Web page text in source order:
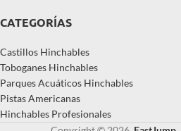
CATEGORÍAS
Castillos Hinchables
Toboganes Hinchables
Parques Acuáticos Hinchables
Pistas Americanas
Hinchables Profesionales